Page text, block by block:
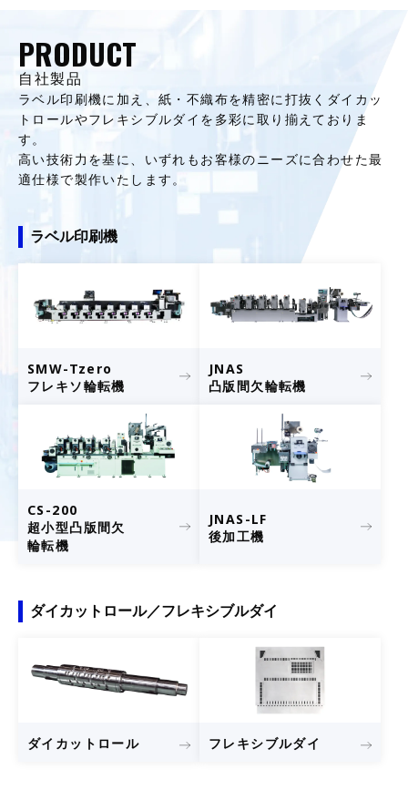
PRODUCT
自社製品
ラベル印刷機に加え、紙・不織布を精密に打抜くダイカッ
トロールやフレキシブルダイを多彩に取り揃えておりま
す。
高い技術力を基に、いずれもお客様のニーズに合わせた最
適仕様で製作いたします。
ラベル印刷機
SMW-Tzero
フレキソ輪転機
JNAS
凸版間欠輪転機
CS-200
超小型凸版間欠
輪転機
JNAS-LF
後加工機
ダイカットロール／フレキシブルダイ
ダイカットロール フレキシブルダイ